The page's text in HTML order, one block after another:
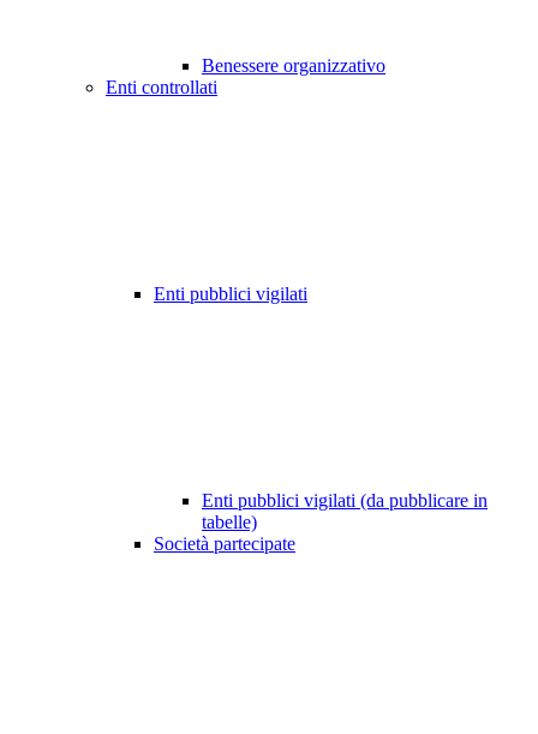
Benessere organizzativo
Enti controllati
Enti pubblici vigilati
Enti pubblici vigilati (da pubblicare in
tabelle)
Società partecipate